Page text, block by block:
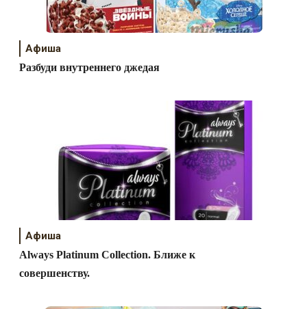
Афиша
Разбуди внутреннего джедая
Афиша
Always Platinum Collection. Ближе к
совершенству.